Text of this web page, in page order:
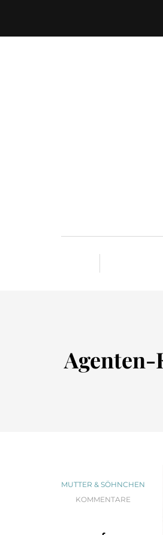
Agenten-
MUTTER & SÖHNCHEN
KOMMENTARE